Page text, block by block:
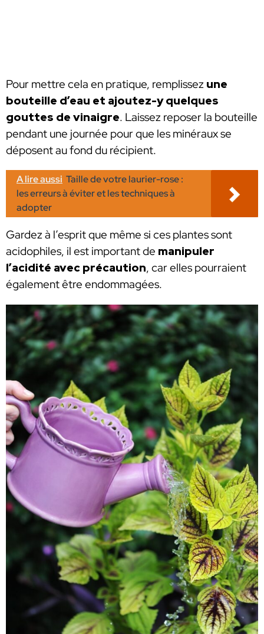
Pour mettre cela en pratique, remplissez une
bouteille d’eau et ajoutez-y quelques
gouttes de vinaigre. Laissez reposer la bouteille
pendant une journée pour que les minéraux se
déposent au fond du récipient.
A lire aussi Taille de votre laurier-rose :
les erreurs à éviter et les techniques à
adopter
Gardez à l’esprit que même si ces plantes sont
acidophiles, il est important de manipuler
l’acidité avec précaution, car elles pourraient
également être endommagées.